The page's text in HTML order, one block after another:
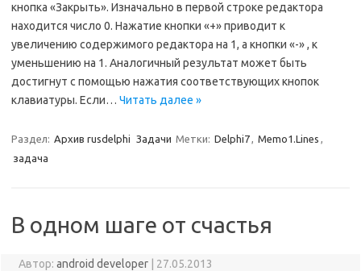
кнопка «Закрыть». Изначально в первой строке редактора
находится число 0. Нажатие кнопки «+» приводит к
увеличению содержимого редактора на 1, а кнопки «-» , к
уменьшению на 1. Аналогичный результат может быть
достигнут с помощью нажатия соответствующих кнопок
клавиатуры. Если… Читать далее »
Раздел: Архив rusdelphi Задачи Метки: Delphi7, Memo1.Lines ,
задача
В одном шаге от счастья
Автор: android developer 27.05.2013